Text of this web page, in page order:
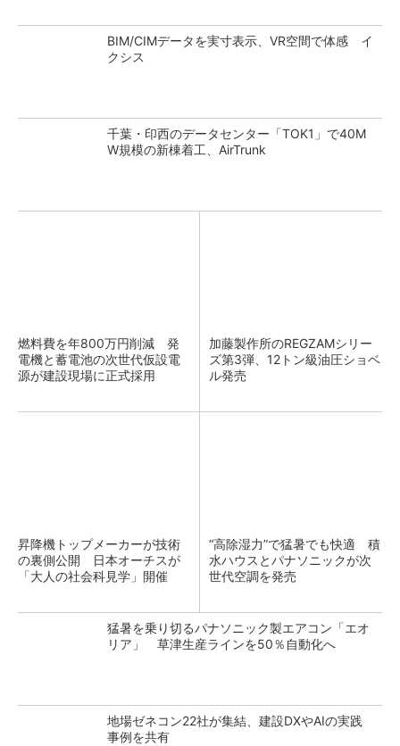
BIM/CIMデータを実寸表示、VR空間で体感 イ
クシス
千葉・印西のデータセンター「TOK1」で40M
W規模の新棟着工、AirTrunk
燃料費を年800万円削減 発
電機と蓄電池の次世代仮設電
源が建設現場に正式採用
加藤製作所のREGZAMシリー
ズ第3弾、12トン級油圧ショベ
ル発売
昇降機トップメーカーが技術
の裏側公開 日本オーチスが
「大人の社会科見学」開催
“高除湿力”で猛暑でも快適 積
水ハウスとパナソニックが次
世代空調を発売
猛暑を乗り切るパナソニック製エアコン「エオ
リア」 草津生産ラインを50％自動化へ
地場ゼネコン22社が集結、建設DXやAIの実践
事例を共有